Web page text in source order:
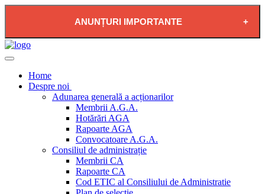
ANUNȚURI IMPORTANTE
NEAGRĂ
Home
Despre noi
Adunarea generală a acționarilor
Membrii A.G.A.
Hotărări AGA
Rapoarte AGA
Convocatoare A.G.A.
Consiliul de administrație
Membrii CA
Rapoarte CA
Cod ETIC al Consiliului de Administratie